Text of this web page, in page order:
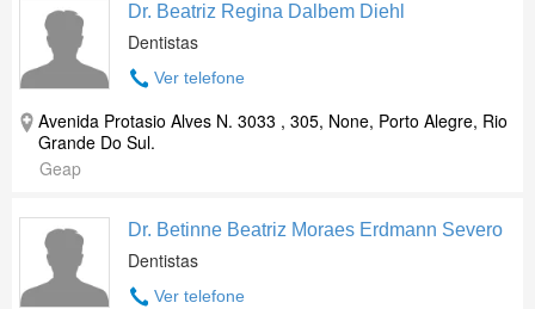
Dr. Beatriz Regina Dalbem Diehl
Dentistas
Ver telefone
Avenida Protasio Alves N. 3033 , 305, None, Porto Alegre, Rio
Grande Do Sul.
Geap
Dr. Betinne Beatriz Moraes Erdmann Severo
Dentistas
Ver telefone